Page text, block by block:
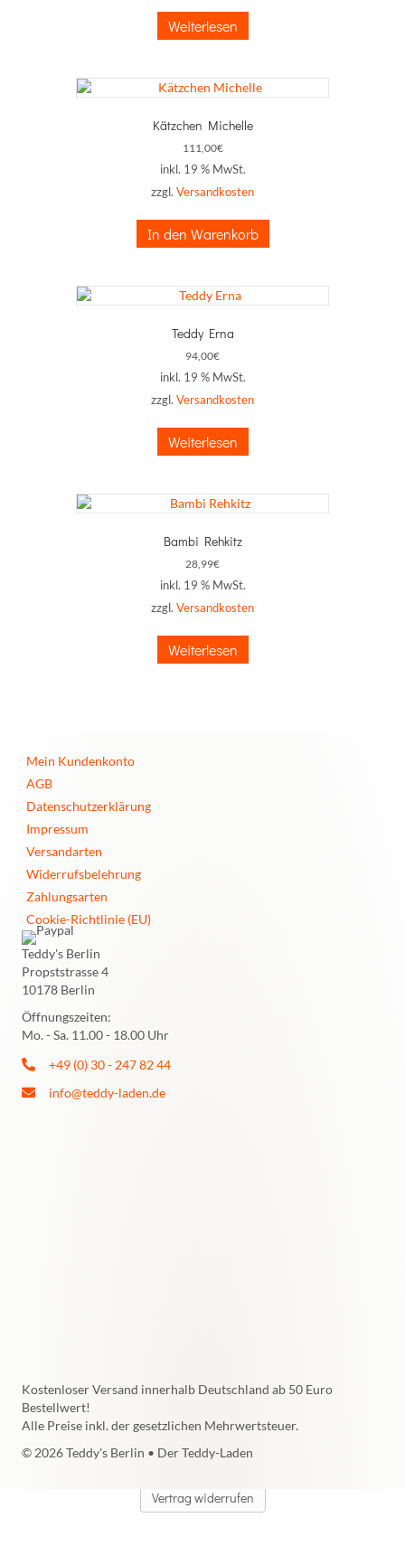
Weiterlesen
Kätzchen Michelle
111,00€
inkl. 19 % MwSt.
zzgl. Versandkosten
In den Warenkorb
Teddy Erna
94,00€
inkl. 19 % MwSt.
zzgl. Versandkosten
Weiterlesen
Bambi Rehkitz
28,99€
inkl. 19 % MwSt.
zzgl. Versandkosten
Weiterlesen
Mein Kundenkonto
AGB
Datenschutzerklärung
Impressum
Versandarten
Widerrufsbelehrung
Zahlungsarten
Cookie-Richtlinie (EU)
Teddy's Berlin
Propststrasse 4
10178 Berlin
Öffnungszeiten:
Mo. - Sa. 11.00 - 18.00 Uhr
+49 (0) 30 - 247 82 44
info@teddy-laden.de
© 2026 Teddy's Berlin • Der Teddy-Laden
Kostenloser Versand innerhalb Deutschland ab 50 Euro
Bestellwert!
Alle Preise inkl. der gesetzlichen Mehrwertsteuer.
Vertrag widerrufen